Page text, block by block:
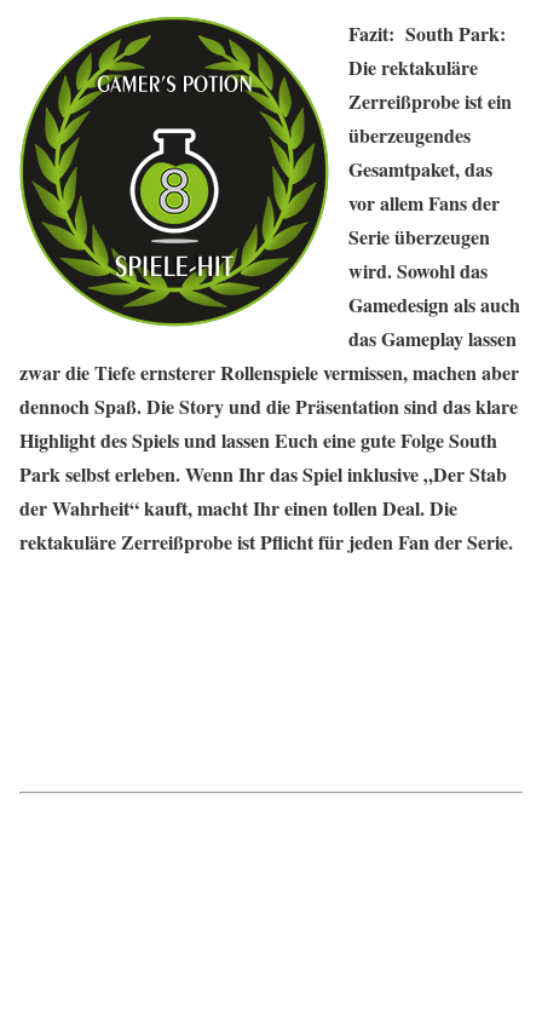
Fazit: South Park:
Die rektakuläre
Zerreißprobe ist ein
überzeugendes
Gesamtpaket, das
vor allem Fans der
Serie überzeugen
wird. Sowohl das
Gamedesign als auch
das Gameplay lassen
zwar die Tiefe ernsterer Rollenspiele vermissen, machen aber
dennoch Spaß. Die Story und die Präsentation sind das klare
Highlight des Spiels und lassen Euch eine gute Folge South
Park selbst erleben. Wenn Ihr das Spiel inklusive „Der Stab
der Wahrheit“ kauft, macht Ihr einen tollen Deal. Die
rektakuläre Zerreißprobe ist Pflicht für jeden Fan der Serie.